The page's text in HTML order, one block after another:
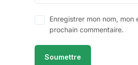
Enregistrer mon nom,
prochain commentaire.